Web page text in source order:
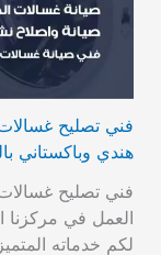
هندي وباكستاني
فني تصليح
العمل في مركزنا
لكم خدماته